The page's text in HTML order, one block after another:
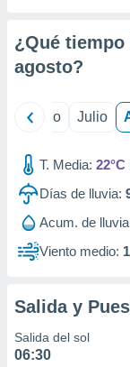
e
mediante
publicidad
publicidad
de
1199
¿Qué tiempo
agosto?
Junio Julio
T. Media: 22°C
Días de lluvia:
Acum. de
Viento medio:
Salida y
Salida del sol
06:30